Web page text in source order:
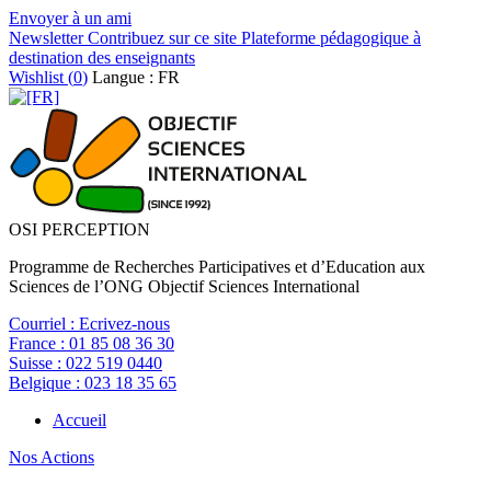
Envoyer à un ami
NewsletterContribuez sur ce site Plateforme pédagogique à
destination des enseignants
Wishlist (0) Langue : FR
OSI PERCEPTION
Programme de Recherches Participatives et d’Education aux
Sciences de l’ONG Objectif Sciences International
Courriel : Ecrivez-nous
France : 01 85 08 36 30
Suisse : 022 519 0440
Belgique : 023 18 35 65
Accueil
Nos Actions